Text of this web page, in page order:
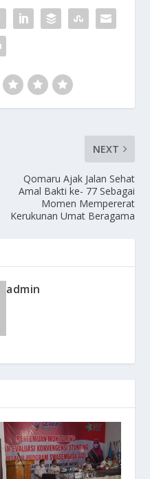
NEXT
Qomaru Ajak Jalan Sehat
Amal Bakti ke- 77 Sebagai
Momen Mempererat
Kerukunan Umat Beragama
admin